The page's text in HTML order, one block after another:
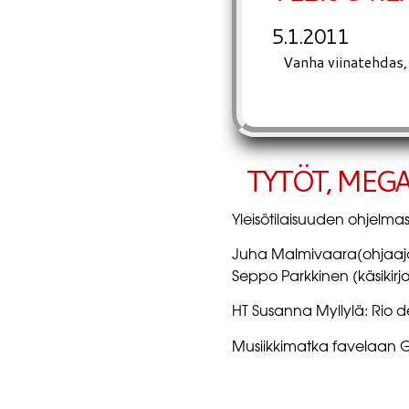
5.1.2011
Vanha
TYTÖT,
Yleisötilaisuuden
Juha
Seppo Parkkinen
HT Susanna Myllylä: Rio
Musiikkimatka favelaan